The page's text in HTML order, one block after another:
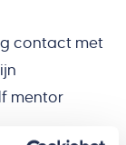
contact met
mentor